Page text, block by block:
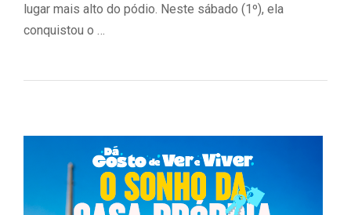
lugar mais alto do pódio. Neste sábado (1º), ela
conquistou o …